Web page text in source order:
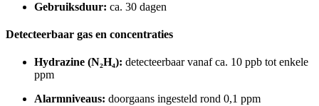
Gebruiksduur: ca. 30 dagen
Detecteerbaar gas en concentraties
Hydrazine (N₂H₄): detecteerbaar vanaf ca. 10 ppb tot enkele
ppm
Alarmniveaus: doorgaans ingesteld rond 0,1 ppm